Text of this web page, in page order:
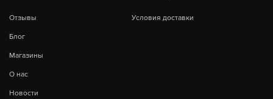
Отзывы
Блог
Магазины
О нас
Новости
Условия доставки